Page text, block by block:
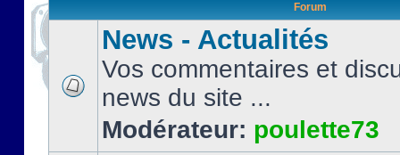
Forum
News - Actualités
Vos commentaires et
news du site ...
Modérateur: poulette73